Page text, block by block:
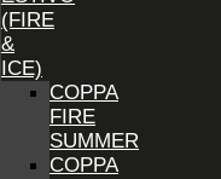
(FIRE
&
ICE)
COPPA
FIRE
SUMMER
COPPA